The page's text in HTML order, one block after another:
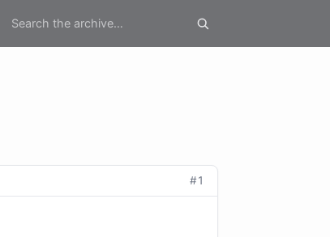
#1